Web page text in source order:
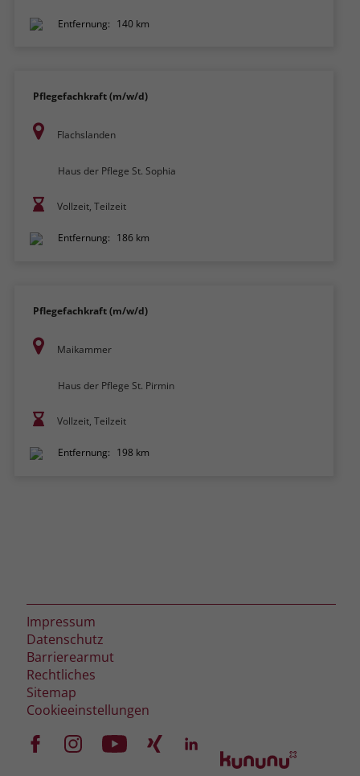
Entfernung: 140 km
Pflegefachkraft (m/w/d)
Flachslanden
Haus der Pflege St. Sophia
Vollzeit, Teilzeit
Entfernung: 186 km
Pflegefachkraft (m/w/d)
Maikammer
Haus der Pflege St. Pirmin
Vollzeit, Teilzeit
Entfernung: 198 km
Impressum
Datenschutz
Barrierearmut
Rechtliches
Sitemap
Cookieeinstellungen